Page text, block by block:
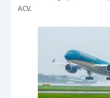
ACV.